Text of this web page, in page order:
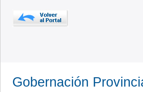
Gobernación